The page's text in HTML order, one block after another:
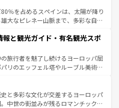
しい田園風景やアマルフィ海岸の絶
逃せない。観光の合間には、本場の
品のイタリア料理を堪能することも
で、忘れられない旅をしてみよう！
情報は
％を占めるスペインは、太陽が降り
大なピレネー山脈まで、多彩な自然
は、情熱的なフラメンコ、熱気あふ
しいタパスが生活の一部となってい
洗練された雰囲気や、バルセロナの
ら、地方では古代ローマ遺跡や中世
土や気候が異なるスペインはその個
性で訪れる人を魅了する。 なお、新着のスペイン情報は コ
てほしい。
報と観光ガイド・有名観光スポ
旅行者を魅了し続けるヨーロッパ屈
リのエッフェル塔やルーブル美術館
っている。華麗な宮殿、歴史的な大
そして豊かな自然が、訪れる者を心
フランスは美食の国としても知ら
と多彩な文化が交差するヨーロッパ
中世の街並みが残るロマンチック街